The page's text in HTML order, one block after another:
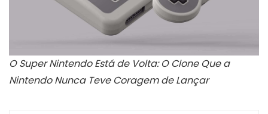
O Super Nintendo Está de Volta: O Clone Que a
Nintendo Nunca Teve Coragem de Lançar